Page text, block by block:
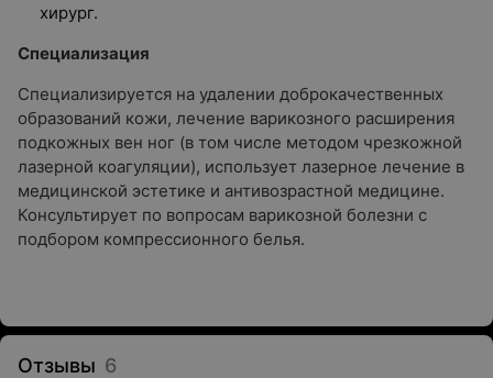
хирург.
Специализация
Специализируется на удалении доброкачественных
образований кожи, лечение варикозного расширения
подкожных вен ног (в том числе методом чрезкожной
лазерной коагуляции), использует лазерное лечение в
медицинской эстетике и антивозрастной медицине.
Консультирует по вопросам варикозной болезни с
подбором компрессионного белья.
Отзывы 6